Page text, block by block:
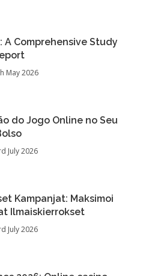
A Comprehensive Study
May 2026
do Jogo Online no Seu
July 2026
Kampanjat: Maksimoi
Ilmaiskierrokset
July 2026